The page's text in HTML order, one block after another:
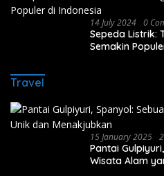
14 July 2024 0
Sepeda Listrik:
Semakin
Travel
15 January 2025
Pantai
Wisata Alam